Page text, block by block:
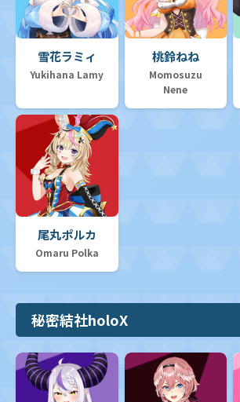
雪花ラミィ
Yukihana Lamy
桃鈴ねね
Momosuzu
Nene
尾丸ポルカ
Omaru Polka
秘密結社holoX